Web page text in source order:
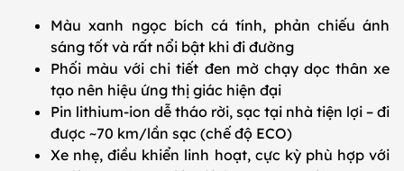
Màu xanh ngọc bích cá tính, phản chiếu ánh
sáng tốt và rất nổi bật khi đi đường
Phối màu với chi tiết đen mờ chạy dọc thân xe
tạo nên hiệu ứng thị giác hiện đại
Pin lithium-ion dễ tháo rời, sạc tại nhà tiện lợi – đi
được ~70 km/lần sạc (chế độ ECO)
Xe nhẹ, điều khiển linh hoạt, cực kỳ phù hợp với